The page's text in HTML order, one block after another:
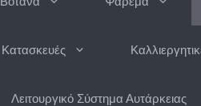
Κατασκευές
Λειτουργικό Σύστημα Αυτάρκειας